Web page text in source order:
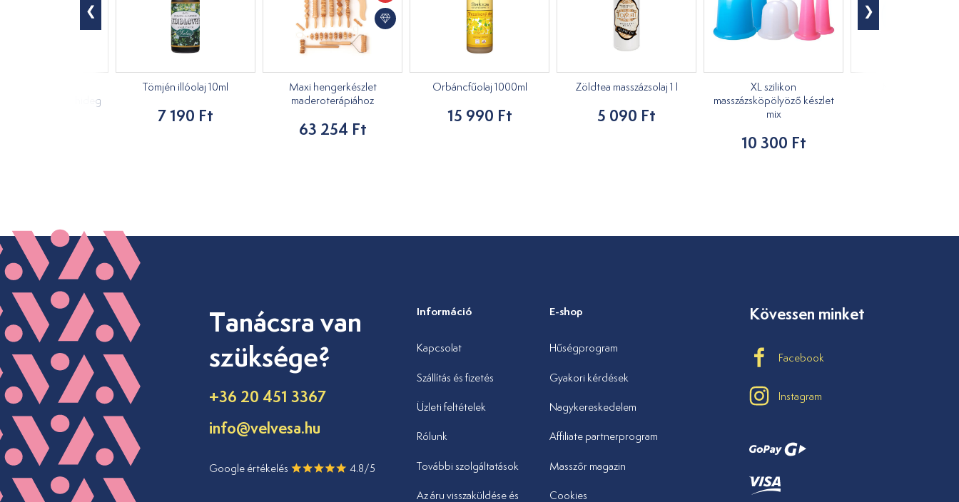
Tai yi hideg
Tömjén illóolaj 10ml
7 190 Ft
Maxi hengerkészlet
maderoterápiához
63 254 Ft
Orbáncfűolaj 1000ml
15 990 Ft
Zöldtea masszázsolaj 1 l
5 090 Ft
XL szilikon
masszázsköpölyöző készlet
mix
10 300 Ft
Tanácsra van
szüksége?
+36 20 451 3367
info@velvesa.hu
Google értékelés 4.8/5
Információ
Kapcsolat
Szállítás és fizetés
Üzleti feltételek
Rólunk
További szolgáltatások
Az áru visszaküldése és
E-shop
Hűségprogram
Gyakori kérdések
Nagykereskedelem
Affiliate partnerprogram
Masszőr magazin
Cookies
Kövessen minket
Facebook
Instagram